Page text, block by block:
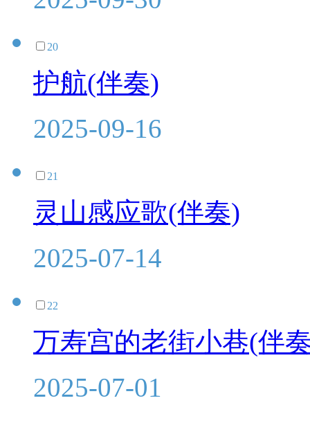
20
护航(伴奏)
2025-09-16
21
灵山感应歌(伴奏)
2025-07-14
22
万寿宫的老街小巷(伴
2025-07-01